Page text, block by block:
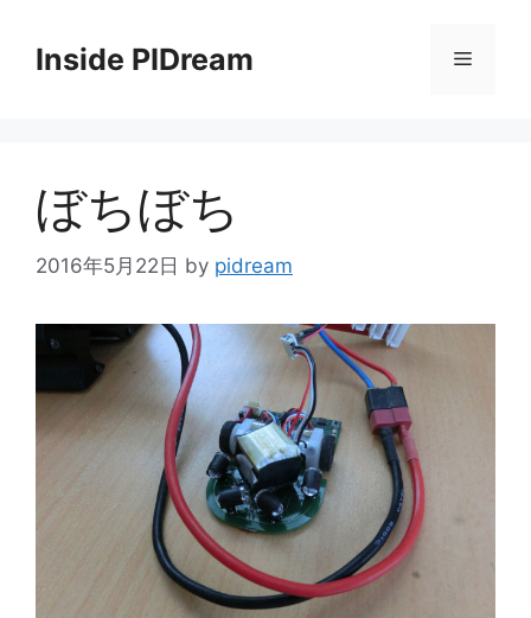
Inside PIDream メ
ぼちぼち
2016年5月22日 by pidream